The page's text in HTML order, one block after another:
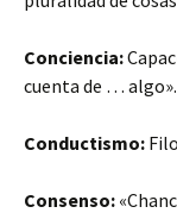
Conciencia:
cuenta de … algo».
Conductismo:
Consenso: